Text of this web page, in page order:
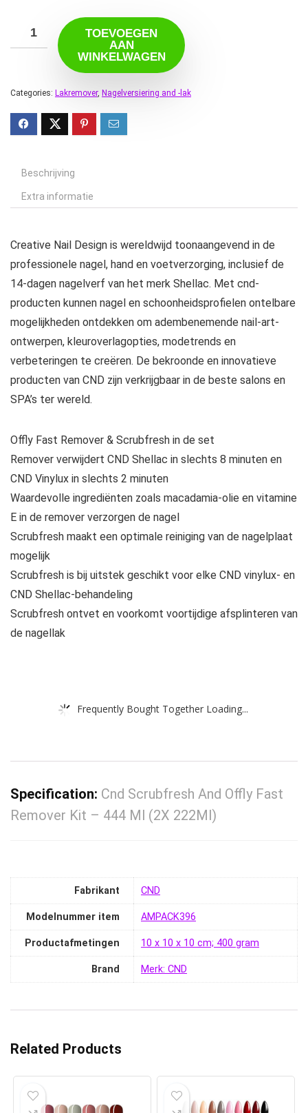
TOEVOEGEN
AAN
WINKELWAGEN
Categories: Lakremover, Nagelversiering and -lak
Beschrijving
Extra informatie
Creative Nail Design is wereldwijd toonaangevend in de
professionele nagel, hand en voetverzorging, inclusief de
14-dagen nagelverf van het merk Shellac. Met cnd-
producten kunnen nagel en schoonheidsprofielen ontelbare
mogelijkheden ontdekken om adembenemende nail-art-
ontwerpen, kleuroverlagopties, modetrends en
verbeteringen te creëren. De bekroonde en innovatieve
producten van CND zijn verkrijgbaar in de beste salons en
SPA’s ter wereld.
Offly Fast Remover & Scrubfresh in de set
Remover verwijdert CND Shellac in slechts 8 minuten en
CND Vinylux in slechts 2 minuten
Waardevolle ingrediënten zoals macadamia-olie en vitamine
E in de remover verzorgen de nagel
Scrubfresh maakt een optimale reiniging van de nagelplaat
mogelijk
Scrubfresh is bij uitstek geschikt voor elke CND vinylux- en
CND Shellac-behandeling
Scrubfresh ontvet en voorkomt voortijdige afsplinteren van
de nagellak
Frequently Bought Together Loading...
Specification: Cnd Scrubfresh And Offly Fast
Remover Kit – 444 Ml (2X 222Ml)
Fabrikant ‎CND
Modelnummer item ‎AMPACK396
Productafmetingen ‎10 x 10 x 10 cm; 400 gram
Brand Merk: CND
Related Products